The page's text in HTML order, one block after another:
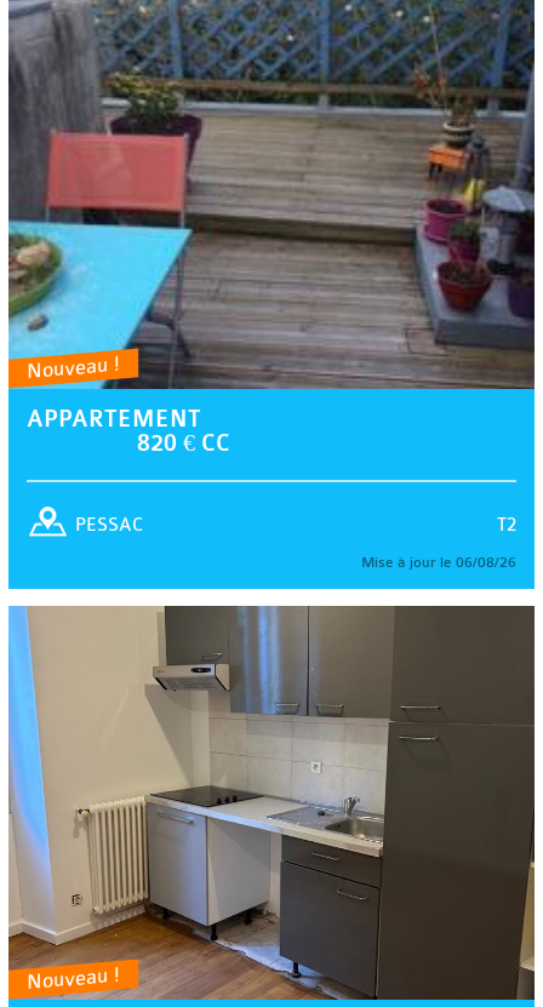
Nouveau !
APPARTEMENT
820 € CC
T2
PESSAC
Mise à jour le 06/08/26
Nouveau !